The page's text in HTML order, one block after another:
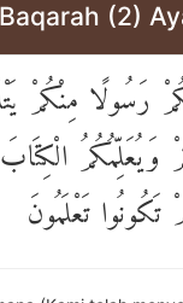
(2)
رَسُولًا مِنْكُمْ
وَيُعَلِّمُكُمُ
تَعْلَمُونَ